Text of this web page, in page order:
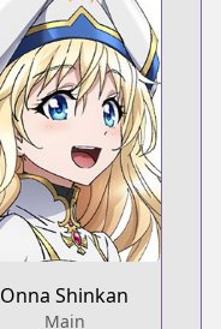
Onna Shinkan
Main